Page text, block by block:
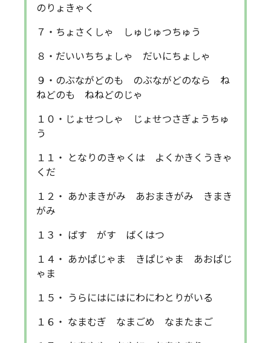
のりょきゃく
７・ちょさくしゃ しゅじゅつちゅう
８・だいいちちょしゃ だいにちょしゃ
９・のぶながどのも のぶながどのなら ね
ねどのも ねねどのじゃ
１０・じょせつしゃ じょせつさぎょうちゅ
う
１１・ となりのきゃくは よくかきくうきゃ
くだ
１２・ あかまきがみ あおまきがみ きまき
がみ
１３・ ばす がす ばくはつ
１４・ あかぱじゃま きぱじゃま あおぱじ
ゃま
１５・ うらにはにはにわにわとりがいる
１６・ なまむぎ なまごめ なまたまご